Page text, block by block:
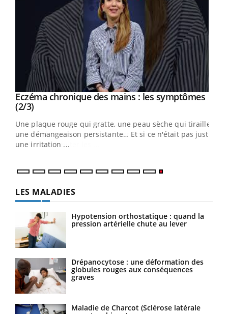
Youtube
Eczéma chronique des mains : les symptômes
(2/3)Youtube
Une plaque rouge qui gratte, une peau sèche qui tiraille,
une démangeaison persistante… Et si ce n'était pas juste
une irritation ...
LES MALADIES
Hypotension orthostatique : quand la
pression artérielle chute au lever
Drépanocytose : une déformation des
globules rouges aux conséquences
graves
Maladie de Charcot (Sclérose latérale